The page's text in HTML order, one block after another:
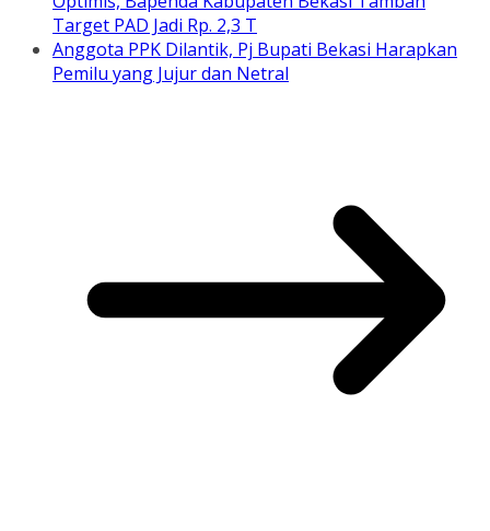
Target PAD Jadi Rp. 2,3 T
Anggota PPK Dilantik, Pj Bupati Bekasi Harapkan
Pemilu yang Jujur dan Netral